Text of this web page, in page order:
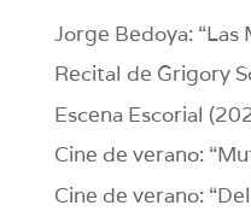
Jorge Bedoya: “Las
Recital de Grigory
Escena Escorial
Cine de verano:
Cine de verano: